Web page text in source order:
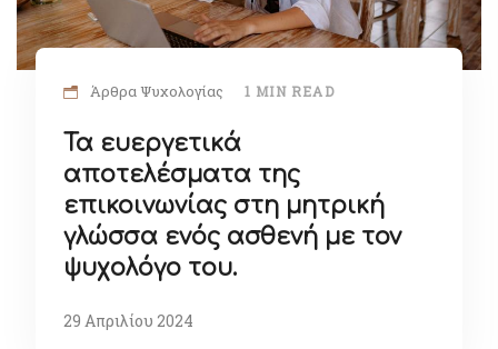
Άρθρα Ψυχολογίας 1 MIN READ
Τα ευεργετικά
αποτελέσματα της
επικοινωνίας στη μητρική
γλώσσα ενός ασθενή με τον
ψυχολόγο του.
29 Απριλίου 2024